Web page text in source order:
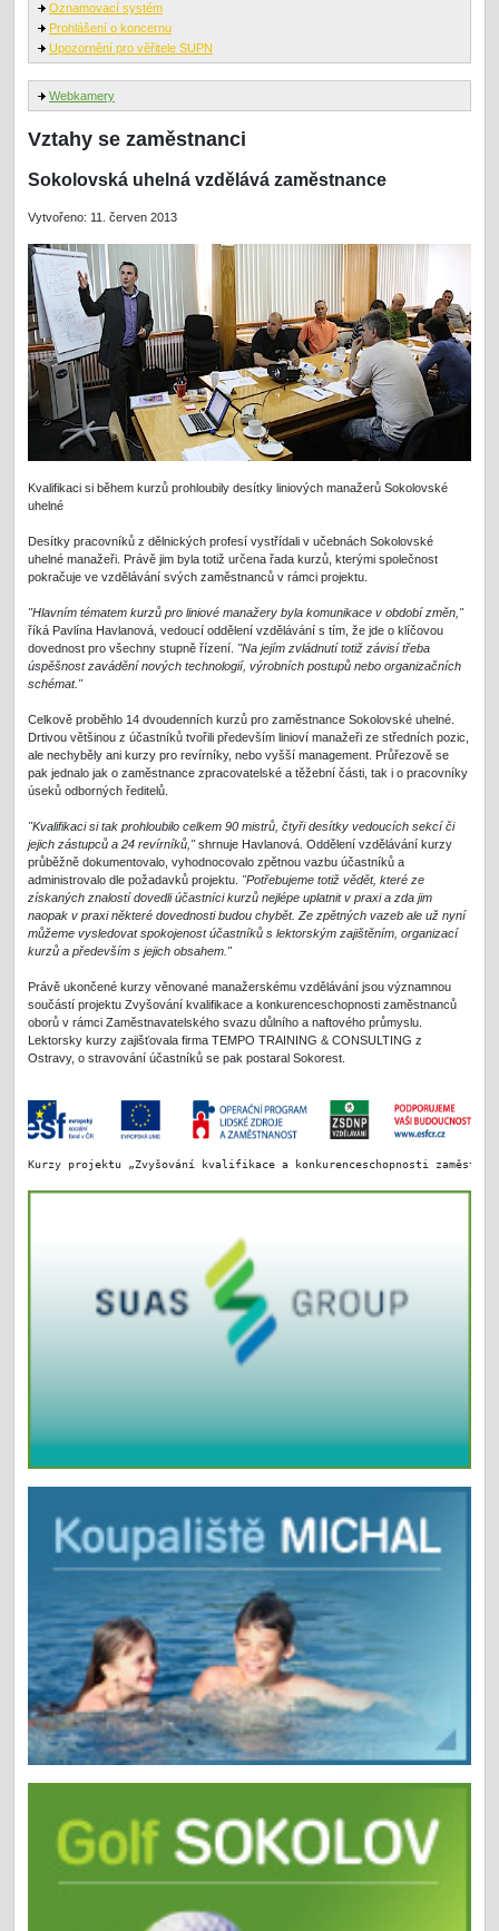
Oznamovací systém
Prohlášení o koncernu
Upozornění pro věřitele SUPN
Webkamery
Vztahy se zaměstnanci
Sokolovská uhelná vzdělává zaměstnance
Vytvořeno: 11. červen 2013
Kvalifikaci si během kurzů prohloubily desítky liniových manažerů Sokolovské
uhelné
Desítky pracovníků z dělnických profesí vystřídali v učebnách Sokolovské
uhelné manažeři. Právě jim byla totiž určena řada kurzů, kterými společnost
pokračuje ve vzdělávání svých zaměstnanců v rámci projektu.
"Hlavním tématem kurzů pro liniové manažery byla komunikace v období změn,"
říká Pavlína Havlanová, vedoucí oddělení vzdělávání s tím, že jde o klíčovou
dovednost pro všechny stupně řízení. "Na jejím zvládnutí totiž závisí třeba
úspěšnost zavádění nových technologií, výrobních postupů nebo organizačních
schémat."
Celkově proběhlo 14 dvoudenních kurzů pro zaměstnance Sokolovské uhelné.
Drtivou většinou z účastníků tvořili především linioví manažeři ze středních pozic,
ale nechyběly ani kurzy pro revírníky, nebo vyšší management. Průřezově se
pak jednalo jak o zaměstnance zpracovatelské a těžební části, tak i o pracovníky
úseků odborných ředitelů.
"Kvalifikaci si tak prohloubilo celkem 90 mistrů, čtyři desítky vedoucích sekcí či
jejich zástupců a 24 revírníků,"shrnuje Havlanová. Oddělení vzdělávání kurzy
průběžně dokumentovalo, vyhodnocovalo zpětnou vazbu účastníků a
administrovalo dle požadavků projektu. "Potřebujeme totiž vědět, které ze
získaných znalostí dovedli účastníci kurzů nejlépe uplatnit v praxi a zda jim
naopak v praxi některé dovednosti budou chybět. Ze zpětných vazeb ale už nyní
můžeme vysledovat spokojenost účastníků s lektorským zajištěním, organizací
kurzů a především s jejich obsahem."
Právě ukončené kurzy věnované manažerskému vzdělávání jsou významnou
součástí projektu Zvyšování kvalifikace a konkurenceschopnosti zaměstnanců
oborů v rámci Zaměstnavatelského svazu důlního a naftového průmyslu.
Lektorsky kurzy zajišťovala firma TEMPO TRAINING & CONSULTING z
Ostravy, o stravování účastníků se pak postaral Sokorest.
Kurzy projektu „Zvyšování kvalifikace a konkurenceschopnosti